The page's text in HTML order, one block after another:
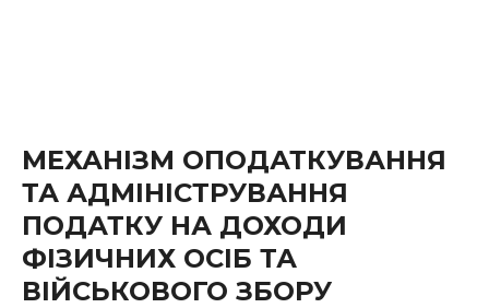
МЕХАНІЗМ ОПОДАТКУВАННЯ
ТА АДМІНІСТРУВАННЯ
ПОДАТКУ НА ДОХОДИ
ФІЗИЧНИХ ОСІБ ТА
ВІЙСЬКОВОГО ЗБОРУ